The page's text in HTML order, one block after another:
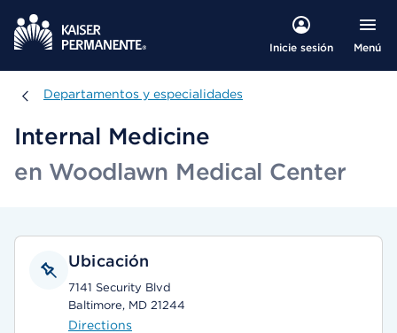
Inicie sesión Menú
Departamentos y especialidades
Departamentos y especialidades
Internal Medicine
en Woodlawn Medical Center
Ubicación
7141 Security Blvd
Baltimore, MD 21244
Directions